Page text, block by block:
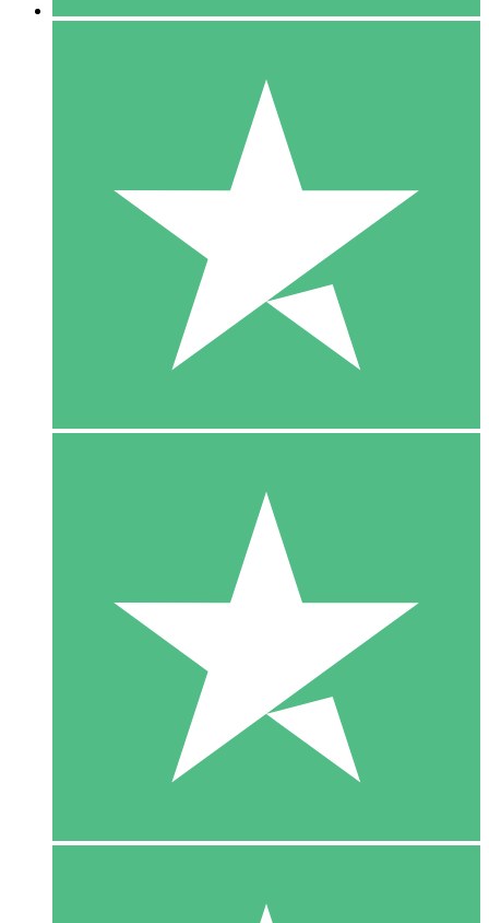
10 Descargas
20 00